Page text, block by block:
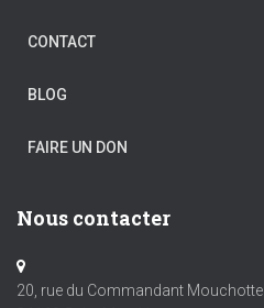
CONTACT
BLOG
FAIRE UN DON
Nous contacter
20, rue du Commandant Mouchotte